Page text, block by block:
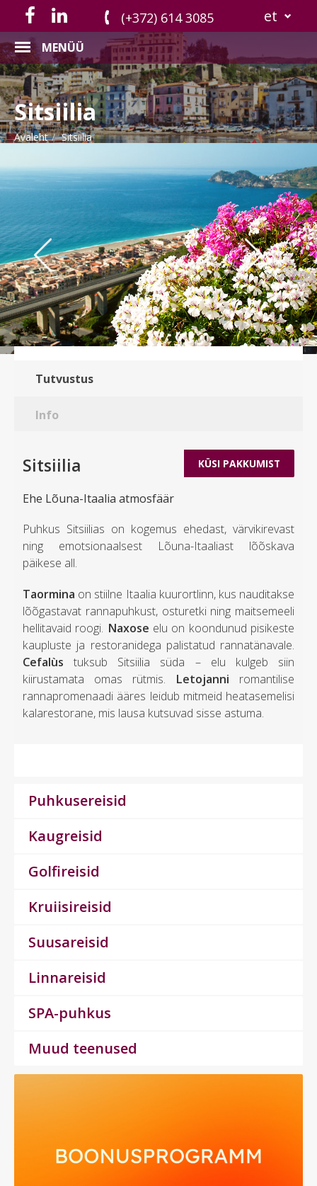
(+372) 614 3085 et
MENÜÜ
Sitsiilia
Avaleht Sitsiilia
Previous
Tutvustus
Info
KÜSI PAKKUMIST
Sitsiilia
Ehe Lõuna-Itaalia atmosfäär
Puhkus Sitsiilias on kogemus ehedast, värvikirevast
ning emotsionaalsest Lõuna-Itaaliast lõõskava
päikese all.
Taormina on stiilne Itaalia kuurortlinn, kus nauditakse
lõõgastavat rannapuhkust, osturetki ning maitsemeeli
hellitavaid roogi. Naxose elu on koondunud pisikeste
kaupluste ja restoranidega palistatud rannatänavale.
Cefalùs tuksub Sitsiilia süda – elu kulgeb siin
kiirustamata omas rütmis. Letojanni romantilise
rannapromenaadi ääres leidub mitmeid heatasemelisi
kalarestorane, mis lausa kutsuvad sisse astuma.
Puhkusereisid
Kaugreisid
Golfireisid
Kruiisireisid
Suusareisid
Linnareisid
SPA-puhkus
Muud teenused